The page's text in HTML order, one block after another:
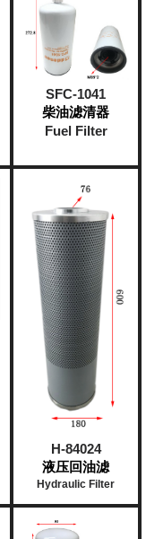
SFC-1041
柴油滤清器
Fuel Filter
H-84024
液压回油滤
Hydraulic Filter